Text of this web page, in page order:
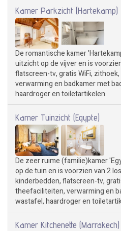
Kamer Parkzicht (Hartekamp)
De romantische kamer
uitzicht op de vijver en is
flatscreen-tv, gratis WiFi,
verwarming en badkamer met
haardroger en toiletartikelen.
Kamer Tuinzicht (Egypte)
De zeer ruime (familie)kamer
op de tuin en is voorzien van 2
kinderbedden, flatscreen-tv,
theefaciliteiten, verwarming en
wastafel, haardroger en
Kamer Kitchenette (Marrakech)